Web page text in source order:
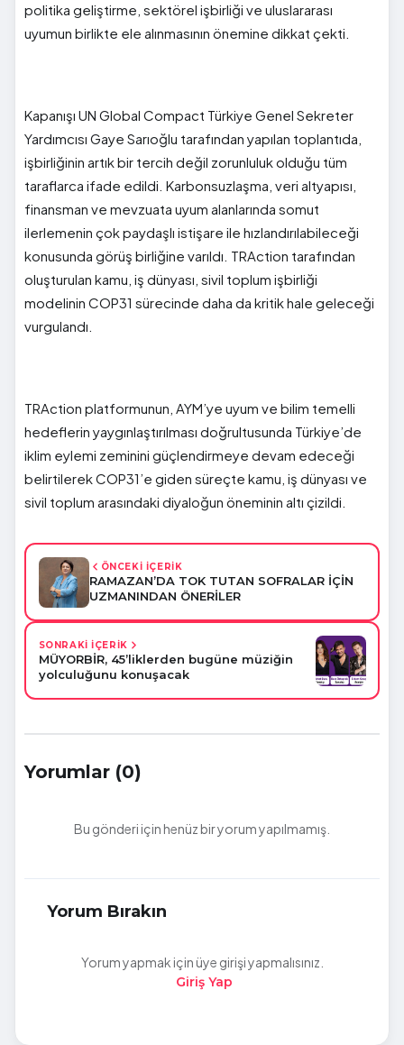
politika geliştirme, sektörel işbirliği ve uluslararası
uyumun birlikte ele alınmasının önemine dikkat çekti.
Kapanışı UN Global Compact Türkiye Genel Sekreter
Yardımcısı Gaye Sarıoğlu tarafından yapılan toplantıda,
işbirliğinin artık bir tercih değil zorunluluk olduğu tüm
taraflarca ifade edildi. Karbonsuzlaşma, veri altyapısı,
finansman ve mevzuata uyum alanlarında somut
ilerlemenin çok paydaşlı istişare ile hızlandırılabileceği
konusunda görüş birliğine varıldı. TRAction tarafından
oluşturulan kamu, iş dünyası, sivil toplum işbirliği
modelinin COP31 sürecinde daha da kritik hale geleceği
vurgulandı.
TRAction platformunun, AYM’ye uyum ve bilim temelli
hedeflerin yaygınlaştırılması doğrultusunda Türkiye’de
iklim eylemi zeminini güçlendirmeye devam edeceği
belirtilerek COP31’e giden süreçte kamu, iş dünyası ve
sivil toplum arasındaki diyaloğun öneminin altı çizildi.
ÖNCEKİ İÇERİK
RAMAZAN’DA TOK TUTAN SOFRALAR İÇİN
UZMANINDAN ÖNERİLER
SONRAKİ İÇERİK
MÜYORBİR, 45’liklerden bugüne müziğin
yolculuğunu konuşacak
Yorumlar (0)
Bu gönderi için henüz bir yorum yapılmamış.
Yorum Bırakın
Yorum yapmak için üye girişi yapmalısınız.
Giriş Yap